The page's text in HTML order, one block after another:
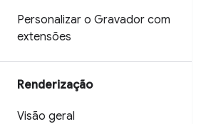
Personalizar o Gravador com
extensões
Renderização
Visão geral